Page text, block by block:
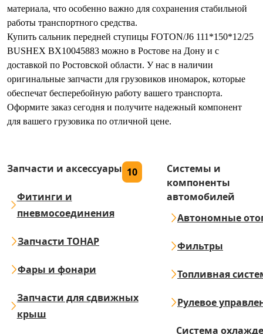
материала, что особенно важно для сохранения стабильной
работы транспортного средства.
Купить сальник передней ступицы FOTON/J6 111*150*12/25
BUSHEX BX10045883 можно в Ростове на Дону и с
доставкой по Ростовской области. У нас в наличии
оригинальные запчасти для грузовиков иномарок, которые
обеспечат бесперебойную работу вашего транспорта.
Оформите заказ сегодня и получите надежный компонент
для вашего грузовика по отличной цене.
Запчасти и аксессуары 10
Фитинги и
пневмосоединения
Запчасти ТОНАР
Фары и фонари
Запчасти для сдвижных
крыш
Системы и
компоненты
автомобилей
Автономные
Фильтры
Топливная
Рулевое
Система